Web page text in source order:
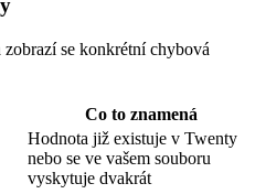
se konkrétní chybová
Co to znamená
Hodnota již existuje v Twenty
nebo se ve vašem souboru
vyskytuje dvakrát